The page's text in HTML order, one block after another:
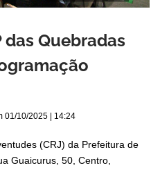
das Quebradas
01/10/2025 | 14:24
(CRJ) da Prefeitura de
Guaicurus, 50, Centro,